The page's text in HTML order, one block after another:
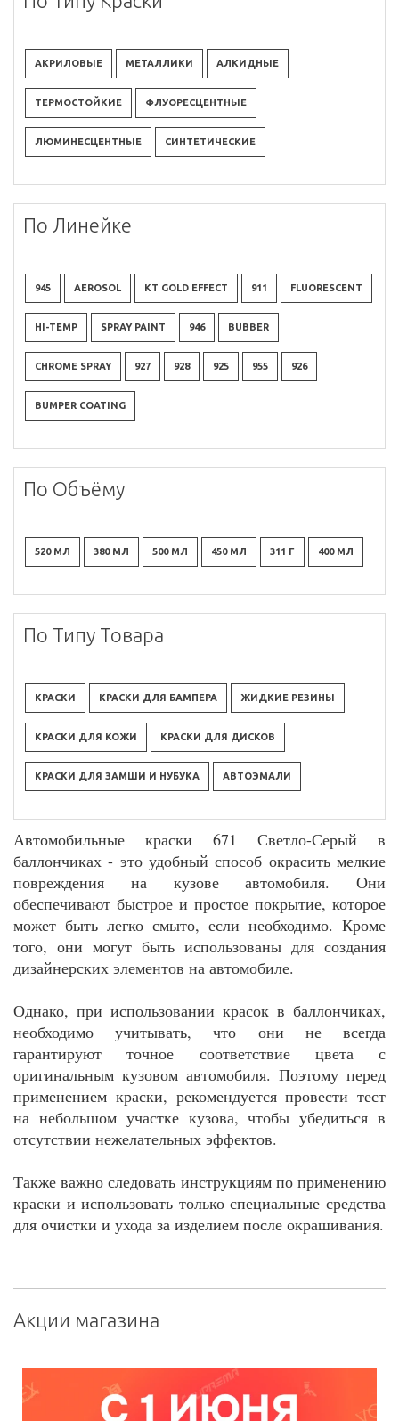
АКРИЛОВЫЕ МЕТАЛЛИКИ АЛКИДНЫЕ
ТЕРМОСТОЙКИЕ ФЛУОРЕСЦЕНТНЫЕ
ЛЮМИНЕСЦЕНТНЫЕ СИНТЕТИЧЕСКИЕ
По Линейке
945 AEROSOL KT GOLD EFFECT 911 FLUORESCENT
HI-TEMP SPRAY PAINT 946 BUBBER
CHROME SPRAY 927 928 925 955 926
BUMPER COATING
По Объёму
520 МЛ 380 МЛ 500 МЛ 450 МЛ 311 Г 400 МЛ
По Типу Товара
КРАСКИ КРАСКИ ДЛЯ БАМПЕРА ЖИДКИЕ РЕЗИНЫ
КРАСКИ ДЛЯ КОЖИ КРАСКИ ДЛЯ ДИСКОВ
КРАСКИ ДЛЯ ЗАМШИ И НУБУКА АВТОЭМАЛИ
Автомобильные краски 671 Светло-Серый в
баллончиках - это удобный способ окрасить мелкие
повреждения на кузове автомобиля. Они
обеспечивают быстрое и простое покрытие, которое
может быть легко смыто, если необходимо. Кроме
того, они могут быть использованы для создания
дизайнерских элементов на автомобиле.
Однако, при использовании красок в баллончиках,
необходимо учитывать, что они не всегда
гарантируют точное соответствие цвета с
оригинальным кузовом автомобиля. Поэтому перед
применением краски, рекомендуется провести тест
на небольшом участке кузова, чтобы убедиться в
отсутствии нежелательных эффектов.
Также важно следовать инструкциям по применению
краски и использовать только специальные средства
для очистки и ухода за изделием после окрашивания.
Акции магазина